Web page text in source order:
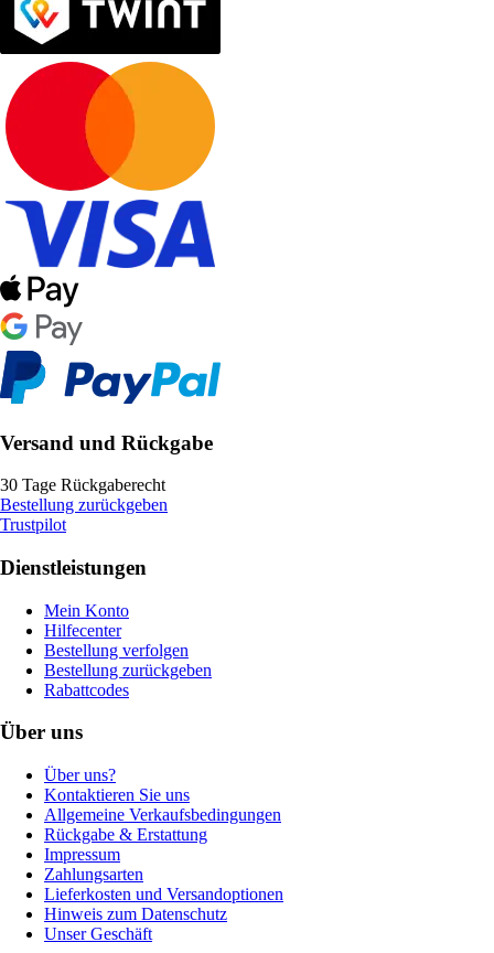
Versand und Rückgabe
30 Tage Rückgaberecht
Bestellung zurückgeben
Trustpilot
Dienstleistungen
Mein Konto
Hilfecenter
Bestellung verfolgen
Bestellung zurückgeben
Rabattcodes
Über uns
Über uns?
Kontaktieren Sie uns
Allgemeine Verkaufsbedingungen
Rückgabe & Erstattung
Impressum
Zahlungsarten
Lieferkosten und Versandoptionen
Hinweis zum Datenschutz
Unser Geschäft